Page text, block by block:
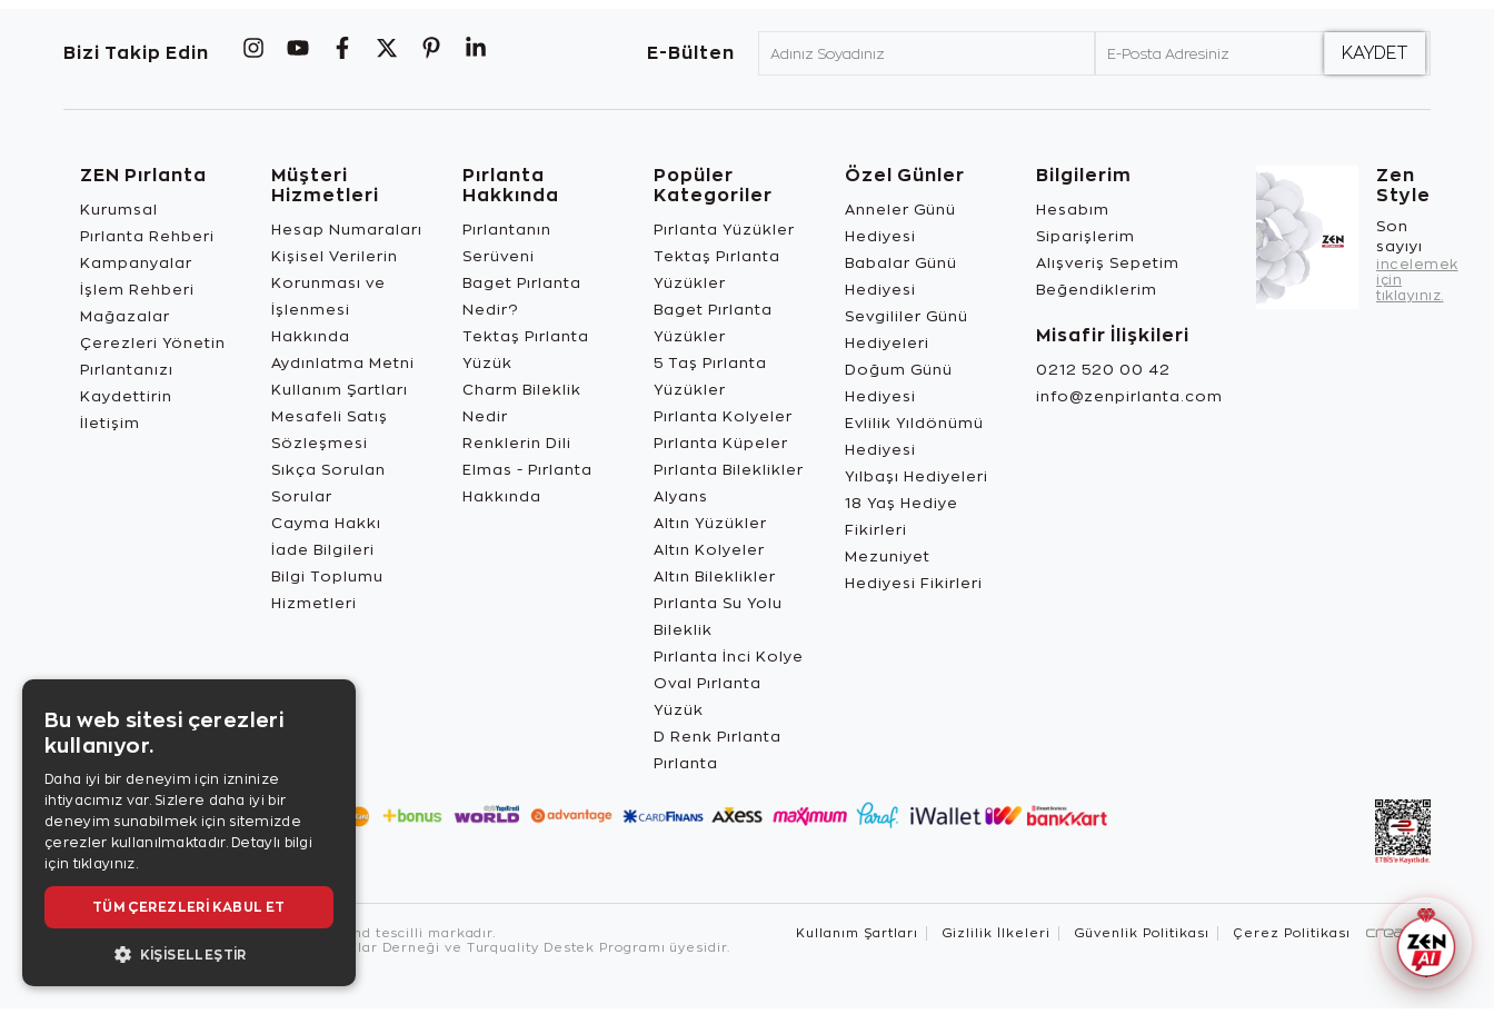
Bizi Takip Edin E-Bülten
ZEN Pırlanta
Kurumsal
Pırlanta Rehberi
Kampanyalar
İşlem Rehberi
Mağazalar
Çerezleri Yönetin
Pırlantanızı
Kaydettirin
İletişim
Müşteri
Hizmetleri
Hesap Numaraları
Kişisel Verilerin
Korunması ve
İşlenmesi
Hakkında
Aydınlatma Metni
Kullanım Şartları
Mesafeli Satış
Sözleşmesi
Sıkça Sorulan
Sorular
Cayma Hakkı
İade Bilgileri
Bilgi Toplumu
Hizmetleri
Pırlanta
Hakkında
Pırlantanın
Serüveni
Baget Pırlanta
Nedir?
Tektaş Pırlanta
Yüzük
Charm Bileklik
Nedir
Renklerin Dili
Elmas - Pırlanta
Hakkında
Popüler
Kategoriler
Pırlanta Yüzükler
Tektaş Pırlanta
Yüzükler
Baget Pırlanta
Yüzükler
5 Taş Pırlanta
Yüzükler
Pırlanta Kolyeler
Pırlanta Küpeler
Pırlanta Bileklikler
Alyans
Altın Yüzükler
Altın Kolyeler
Altın Bileklikler
Pırlanta Su Yolu
Bileklik
Pırlanta İnci Kolye
Oval Pırlanta
Yüzük
D Renk Pırlanta
Pırlanta
Özel Günler
Anneler Günü
Hediyesi
Babalar Günü
Hediyesi
Sevgililer Günü
Hediyeleri
Doğum Günü
Hediyesi
Evlilik Yıldönümü
Hediyesi
Yılbaşı Hediyeleri
18 Yaş Hediye
Fikirleri
Mezuniyet
Hediyesi Fikirleri
Bilgilerim
Hesabım
Siparişlerim
Alışveriş Sepetim
Beğendiklerim
Misafir İlişkileri
0212 520 00 42
info@zenpirlanta.com
Zen
Style
Son
sayıyı
incelemek
için
tıklayınız.
Copyright © 2026, Zen Diamond tescilli markadır.
Zen Diamond Birleşmiş Markalar Derneği ve Turquality Destek Programı üyesidir.
US
Kullanım Şartları Gizlilik İlkeleri Güvenlik Politikası Çerez Politikası
Bu web sitesi çerezleri
kullanıyor.
Daha iyi bir deneyim için izninize
ihtiyacımız var. Sizlere daha iyi bir
deneyim sunabilmek için sitemizde
çerezler kullanılmaktadır. Detaylı bilgi
için tıklayınız.
TÜM ÇEREZLERI KABUL ET
KIŞISELLEŞTIR